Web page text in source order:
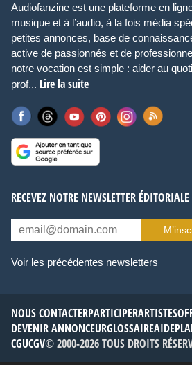
Audiofanzine est une plateforme en
musique et à l’audio, à la fois média
petites annonces, base de
active de passionnés et de
notre vocation est simple : aider au
prof... Lire la suite
RECEVEZ NOTRE NEWSLETTER ÉDITORIALE
Voir les précédentes newsletters
NOUS CONTACTERPARTICIPERARTISTES
DEVENIR ANNONCEURGLOSSAIREAIDE
CGUCGV© 2000-2026 TOUS DROITS